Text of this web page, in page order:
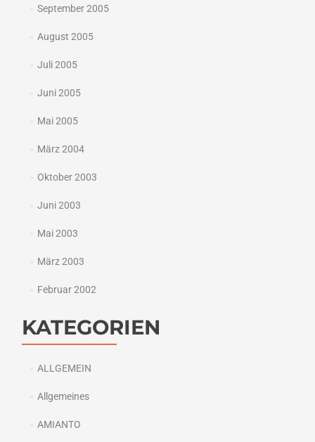
September 2005
August 2005
Juli 2005
Juni 2005
Mai 2005
März 2004
Oktober 2003
Juni 2003
Mai 2003
März 2003
Februar 2002
KATEGORIEN
ALLGEMEIN
Allgemeines
AMIANTO